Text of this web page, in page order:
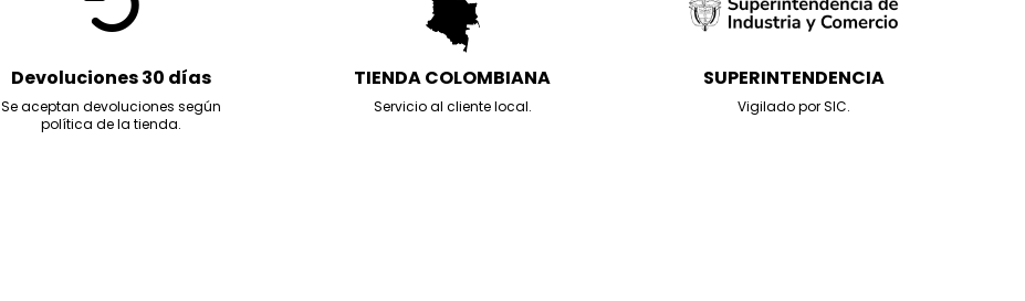
Devoluciones 30 días
Se aceptan devoluciones según
política de la tienda.
TIENDA COLOMBIANA
Servicio al cliente local.
SUPERINTENDENCIA
Vigilado por SIC.